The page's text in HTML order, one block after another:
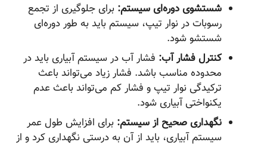
شستشوی دوره‌ای سیستم: برای جلوگیری از تجمع
رسوبات در نوار تیپ، سیستم باید به طور دوره‌ای
شستشو شود.
کنترل فشار آب: فشار آب در سیستم آبیاری باید در
محدوده مناسب باشد. فشار زیاد می‌تواند باعث
ترکیدگی نوار تیپ و فشار کم می‌تواند باعث عدم
یکنواختی آبیاری شود.
نگهداری صحیح از سیستم: برای افزایش طول عمر
سیستم آبیاری، باید از آن به درستی نگهداری کرد و از